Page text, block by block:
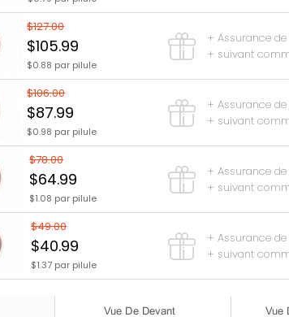
$127.00
$105.99
$0.88 par pilule
+ Assurance
+ suivant
$106.00
$87.99
$0.98 par pilule
+ Assurance
+ suivant
$78.00
$64.99
$1.08 par pilule
+ Assurance
+ suivant
$49.00
$40.99
$1.37 par pilule
+ Assurance
+ suivant